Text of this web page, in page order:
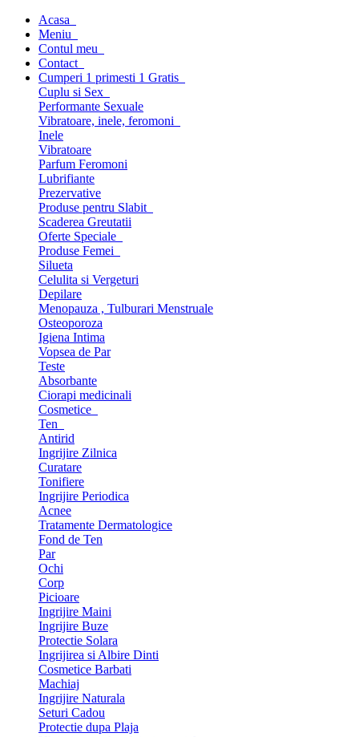
Acasa
Meniu
Contul meu
Contact
Cumperi 1 primesti 1 Gratis
Cuplu si Sex
Performante Sexuale
Vibratoare, inele, feromoni
Inele
Vibratoare
Parfum Feromoni
Lubrifiante
Prezervative
Produse pentru Slabit
Scaderea Greutatii
Oferte Speciale
Produse Femei
Silueta
Celulita si Vergeturi
Depilare
Menopauza , Tulburari Menstruale
Osteoporoza
Igiena Intima
Vopsea de Par
Teste
Absorbante
Ciorapi medicinali
Cosmetice
Ten
Antirid
Ingrijire Zilnica
Curatare
Tonifiere
Ingrijire Periodica
Acnee
Tratamente Dermatologice
Fond de Ten
Par
Ochi
Corp
Picioare
Ingrijire Maini
Ingrijire Buze
Protectie Solara
Ingrijirea si Albire Dinti
Cosmetice Barbati
Machiaj
Ingrijire Naturala
Seturi Cadou
Protectie dupa Plaja